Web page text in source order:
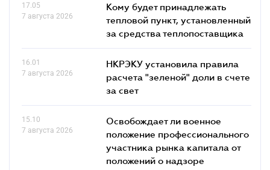
17.05
7 августа 2026
Кому будет принадлежать
тепловой пункт, установленный
за средства теплопоставщика
16.01
7 августа 2026
НКРЭКУ установила правила
расчета "зеленой" доли в счете
за свет
15.10
7 августа 2026
Освобождает ли военное
положение профессионального
участника рынка капитала от
положений о надзоре